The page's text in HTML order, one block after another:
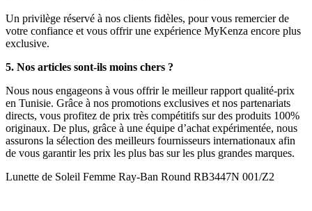
Un privilège réservé à nos clients fidèles, pour vous remercier de
votre confiance et vous offrir une expérience MyKenza encore plus
exclusive.
5. Nos articles sont-ils moins chers ?
Nous nous engageons à vous offrir le meilleur rapport qualité-prix
en Tunisie. Grâce à nos promotions exclusives et nos partenariats
directs, vous profitez de prix très compétitifs sur des produits 100%
originaux. De plus, grâce à une équipe d’achat expérimentée, nous
assurons la sélection des meilleurs fournisseurs internationaux afin
de vous garantir les prix les plus bas sur les plus grandes marques.
Lunette de Soleil Femme Ray-Ban Round RB3447N 001/Z2